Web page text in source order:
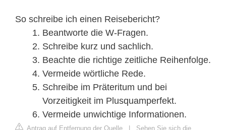
So schreibe ich einen Reisebericht?
Beantworte die W-Fragen.
Schreibe kurz und sachlich.
Beachte die richtige zeitliche Reihenfolge.
Vermeide wörtliche Rede.
Schreibe im Präteritum und bei
Vorzeitigkeit im Plusquamperfekt.
Vermeide unwichtige Informationen.
Antrag auf Entfernung der Quelle | Sehen Sie sich die